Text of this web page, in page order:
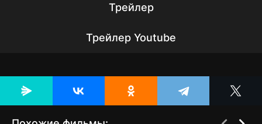
Трейлер
Трейлер Youtube